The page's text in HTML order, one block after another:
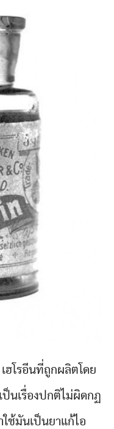
ฮโรอีนที่ถูกผลิตโดย
ป็นเรื่องปกติไม่ผิดกฏ
ช้มันเป็นยาแก้ไอ